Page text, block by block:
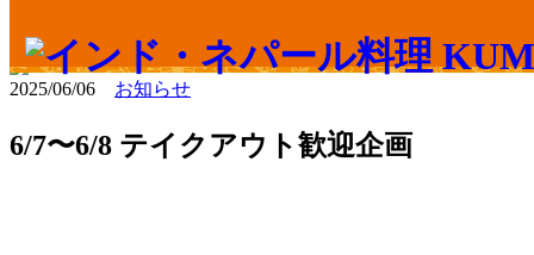
HOME> Information > 6/7〜6/8 テイクアウト歓迎企画
2025/06/06 お知らせ
6/7〜6/8 テイクアウト歓迎企画